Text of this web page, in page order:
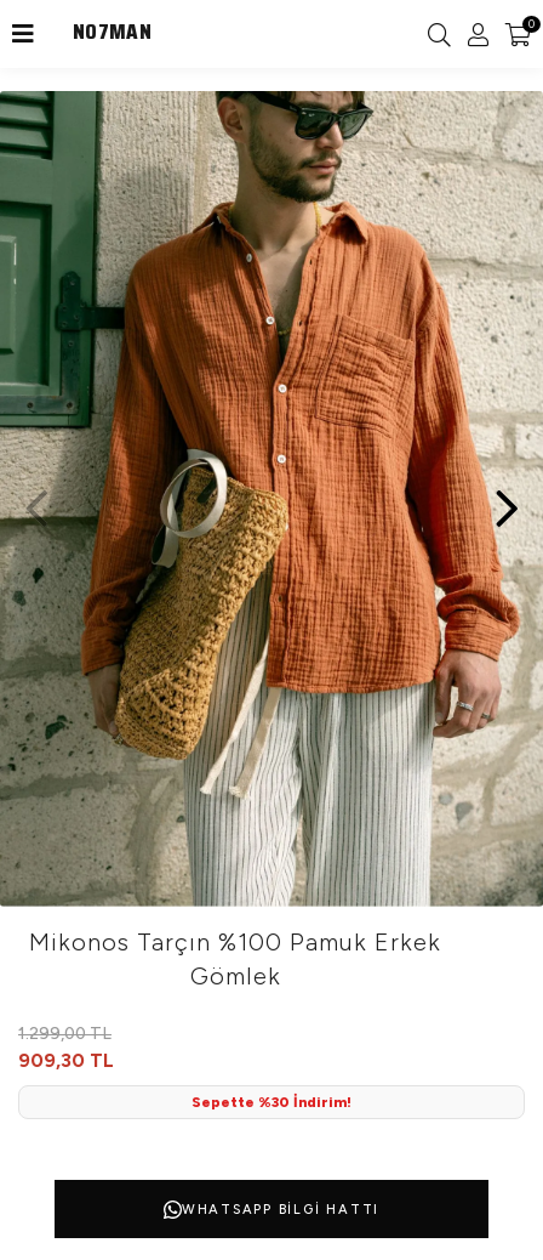
2000TL Üzeri Kargo Ücretsiz!
0
Mikonos Tarçın %100 Pamuk Erkek
Gömlek
1.299,00 TL
909,30 TL
Sepette %30 İndirim!
WHATSAPP BILGI HATTI